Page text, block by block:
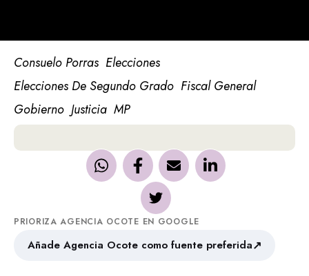
Consuelo Porras Elecciones
Elecciones De Segundo Grado Fiscal General
Gobierno Justicia MP
PRIORIZA AGENCIA OCOTE EN GOOGLE
Añade Agencia Ocote como fuente preferida↗